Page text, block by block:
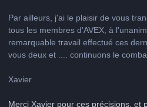
Par ailleurs, j'ai le plaisir de vous
tous les membres d'AVEX, à
remarquable travail effectué ces
vous deux et .... continuons le
Xavier
Merci Xavier pour ces précisions, et